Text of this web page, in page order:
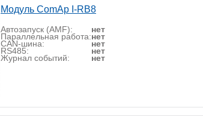
Модуль ComAp I-RB8
Автозапуск (AMF): нет
Параллельная работа:нет
CAN-шина: нет
RS485: нет
Журнал событий: нет